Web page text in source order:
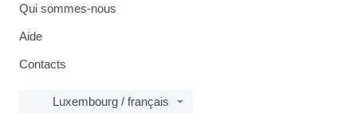
Qui sommes-nous
Aide
Contacts
Luxembourg / français